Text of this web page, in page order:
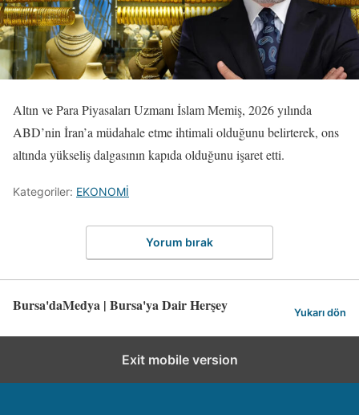
Altın ve Para Piyasaları Uzmanı İslam Memiş, 2026 yılında
ABD’nin İran’a müdahale etme ihtimali olduğunu belirterek, ons
altında yükseliş dalgasının kapıda olduğunu işaret etti.
Kategoriler: EKONOMİ
Yorum bırak
Bursa'daMedya | Bursa'ya Dair Herşey Yukarı dön
Exit mobile version